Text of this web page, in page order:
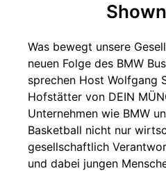
Was bewegt unsere
neuen Folge des BMW
sprechen Host Wolfgang
Hofstätter von DEIN
Unternehmen wie BMW
Basketball nicht nur
gesellschaftlich
und dabei jungen